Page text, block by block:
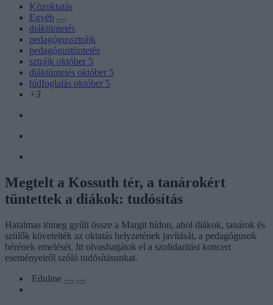
Közoktatás
Egyéb
diáktüntetés
pedagógussztrájk
pedagógustüntetés
sztrájk október 5
diáktüntetés október 5
hídfoglalás október 5
+3
Megtelt a Kossuth tér, a tanárokért
tüntettek a diákok: tudósítás
Hatalmas tömeg gyűlt össze a Margit hídon, ahol diákok, tanárok és
szülők követelték az oktatás helyzetének javítását, a pedagógusok
bérének emelését. Itt olvashatjátok el a szolidaritási koncert
eseményeiről szóló tudósításunkat.
Eduline